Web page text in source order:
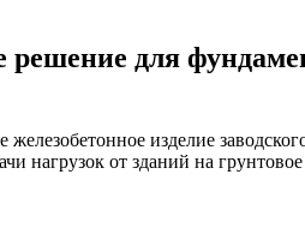
решение для
изделие
нагрузок от зданий на